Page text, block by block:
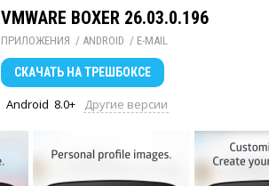
VMWARE BOXER 26.03.0.196
ПРИЛОЖЕНИЯ / ANDROID / E-MAIL
СКАЧАТЬ НА ТРЕШБОКСЕ
Android 8.0+ Другие версии